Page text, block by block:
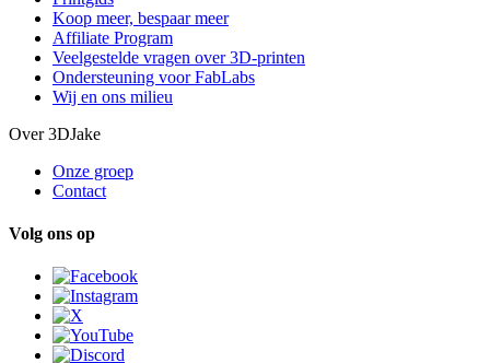
Koop meer, bespaar meer
Affiliate Program
Veelgestelde vragen over 3D-printen
Ondersteuning voor FabLabs
Wij en ons milieu
Over 3DJake
Onze groep
Contact
Volg ons op